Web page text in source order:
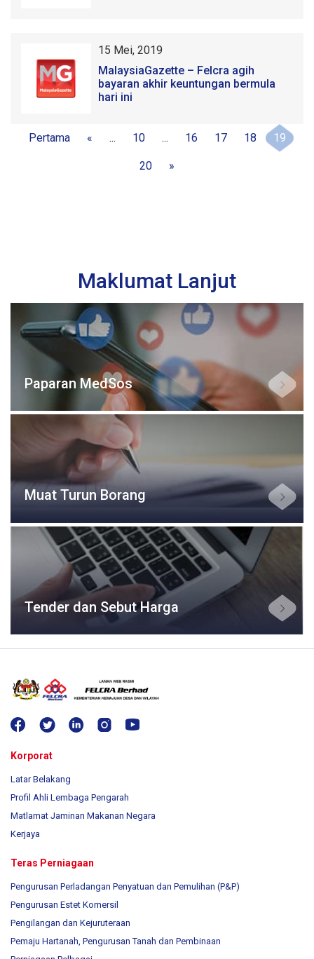
15 Mei, 2019
MalaysiaGazette – Felcra agih
bayaran akhir keuntungan bermula
hari ini
Pertama « ... 10 ... 16 17 18 19
20 »
Maklumat Lanjut
Paparan MedSos
Muat Turun Borang
Tender dan Sebut Harga
Korporat
Latar Belakang
Profil Ahli Lembaga Pengarah
Matlamat Jaminan Makanan Negara
Kerjaya
Teras Perniagaan
Pengurusan Perladangan Penyatuan dan Pemulihan (P&P)
Pengurusan Estet Komersil
Pengilangan dan Kejuruteraan
Pemaju Hartanah, Pengurusan Tanah dan Pembinaan